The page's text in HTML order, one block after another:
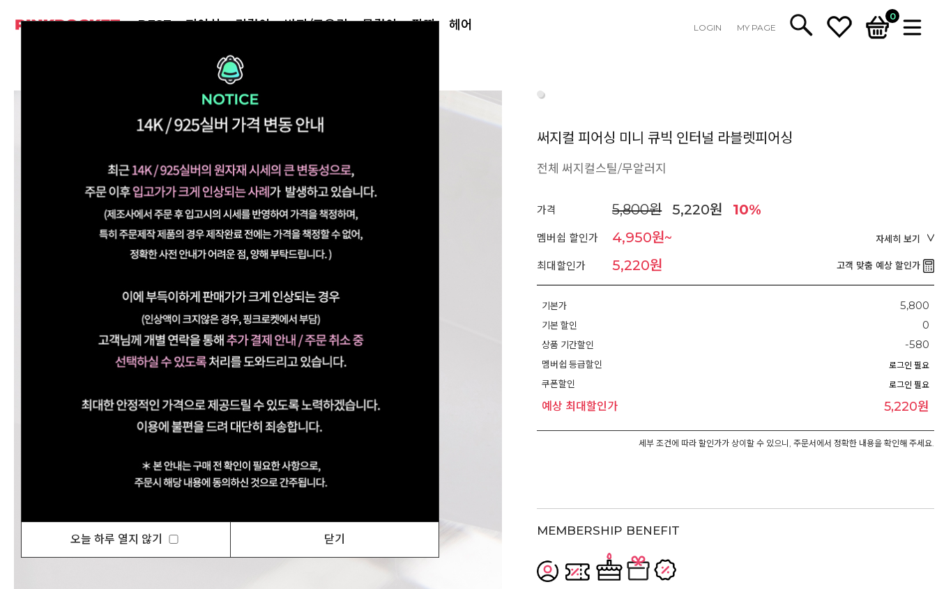
BEST 피어싱 귀걸이 반지/토우링 목걸이 팔찌 헤어 LOGIN MY PAGE
0
써지컬 피어싱 미니 큐빅 인터널 라블렛피어싱
전체 써지컬스틸/무알러지
가격 5,800원 5,220원 10%
멤버쉽 할인가 4,950원~ 자세히 보기
최대할인가 5,220원 고객 맞춤 예상 할인가
기본가 5,800
기본 할인 0
상품 기간할인 -580
멤버쉽 등급할인 로그인 필요
쿠폰할인 로그인 필요
예상 최대할인가 5,220원
세부 조건에 따라 할인가가 상이할 수 있으니, 주문서에서 정확한 내용을 확인해 주세요.
MEMBERSHIP BENEFIT
오늘 하루 열지 않기 닫기